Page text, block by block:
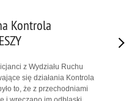
Kontrola
z Wydziału Ruchu
się działania Kontrola
to, że z przechodniami